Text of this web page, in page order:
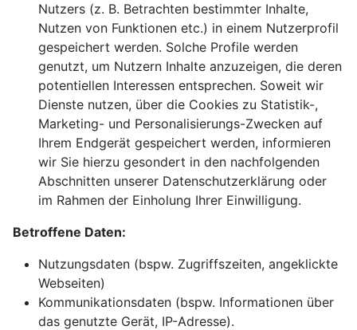
Nutzers (z. B. Betrachten bestimmter Inhalte,
Nutzen von Funktionen etc.) in einem Nutzerprofil
gespeichert werden. Solche Profile werden
genutzt, um Nutzern Inhalte anzuzeigen, die deren
potentiellen Interessen entsprechen. Soweit wir
Dienste nutzen, über die Cookies zu Statistik-,
Marketing- und Personalisierungs-Zwecken auf
Ihrem Endgerät gespeichert werden, informieren
wir Sie hierzu gesondert in den nachfolgenden
Abschnitten unserer Datenschutzerklärung oder
im Rahmen der Einholung Ihrer Einwilligung.
Betroffene Daten:
Nutzungsdaten (bspw. Zugriffszeiten, angeklickte
Webseiten)
Kommunikationsdaten (bspw. Informationen über
das genutzte Gerät, IP-Adresse).